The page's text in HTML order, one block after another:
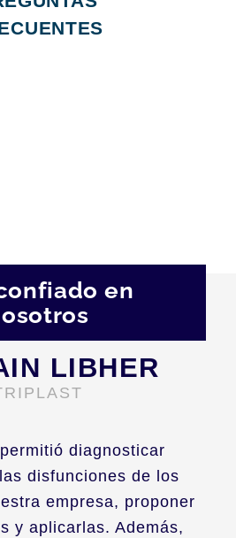
en
diagnosticar
disfunciones de los
empresa, proponer
y aplicarlas. Además,
LIBHER